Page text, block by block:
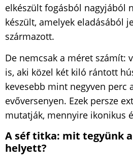
elkészült fogásból nagyjából
készült, amelyek eladásából
származott.
De nemcsak a méret számít:
is, aki közel két kiló rántott
kevesebb mint negyven perc
evőversenyen. Ezek persze
mutatják, mennyire ikonikus
A séf titka: mit tegyünk
helyett?